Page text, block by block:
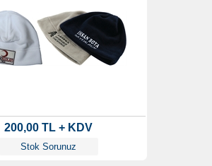
200,00 TL + KDV
Stok Sorunuz